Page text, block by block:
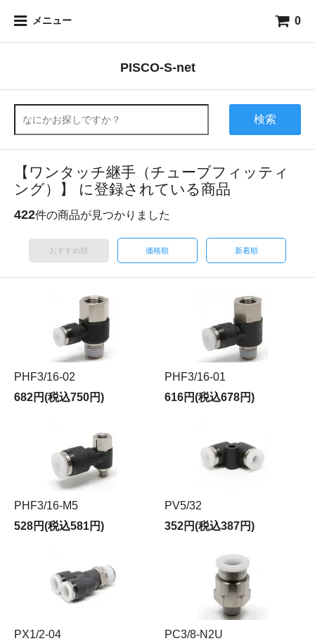
メニュー 0
PISCO-S-net
検索
【ワンタッチ継手（チューブフィッティ
ング）】 に登録されている商品
422件の商品が見つかりました
おすすめ順 価格順 新着順
PHF3/16-02
682円(税込750円)
PHF3/16-01
616円(税込678円)
PHF3/16-M5
528円(税込581円)
PV5/32
352円(税込387円)
PX1/2-04
PC3/8-N2U